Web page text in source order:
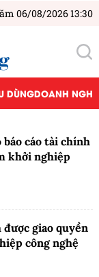
06/08/2026 13:30
DÙNGDOANH
cáo tài chính
khởi nghiệp
giao quyền
công nghệ